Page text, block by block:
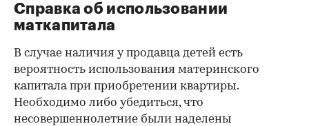
Справка об использовании
маткапитала
В случае наличия у продавца детей есть
вероятность использования материнского
капитала при приобретении квартиры.
Необходимо либо убедиться, что
несовершеннолетние были наделены